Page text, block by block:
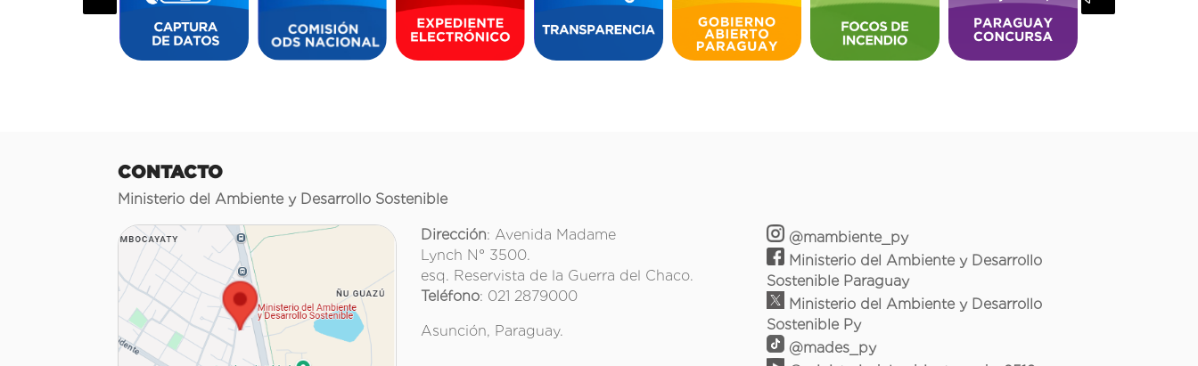
CONTACTO
Ministerio del Ambiente y Desarrollo Sostenible
Dirección: Avenida Madame
Lynch N° 3500.
esq. Reservista de la Guerra del Chaco.
Teléfono: 021 2879000
Asunción, Paraguay.
@mambiente_py
Ministerio del Ambiente y Desarrollo
Sostenible Paraguay
Ministerio del Ambiente y Desarrollo
Sostenible Py
@mades_py